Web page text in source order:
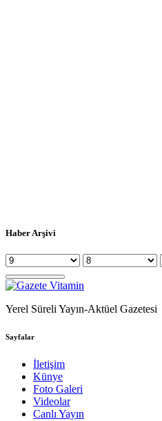
Haber Arşivi
Yerel Süreli Yayın-Aktüel Gazetesi
Sayfalar
İletişim
Künye
Foto Galeri
Videolar
Canlı Yayın